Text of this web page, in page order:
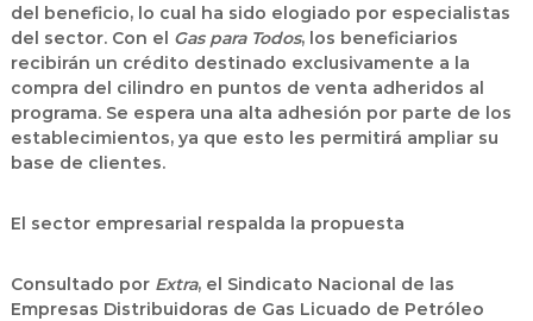
del beneficio, lo cual ha sido elogiado por especialistas
del sector. Con el Gas para Todos, los beneficiarios
recibirán un crédito destinado exclusivamente a la
compra del cilindro en puntos de venta adheridos al
programa. Se espera una alta adhesión por parte de los
establecimientos, ya que esto les permitirá ampliar su
base de clientes.
El sector empresarial respalda la propuesta
Consultado por Extra, el Sindicato Nacional de las
Empresas Distribuidoras de Gas Licuado de Petróleo